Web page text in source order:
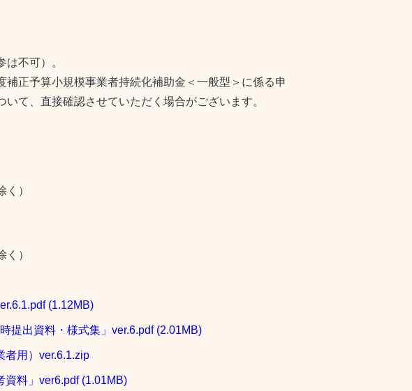
不可）。
正予算小規模事業者持続化補助金＜一般型＞に係る申
いて、直接確認させていただく場合がございます。
）
）
(1.12MB)
提出資料・様式集」ver.6.pdf(2.01MB)
者用）ver.6.1.zip
資料」ver6.pdf(1.01MB)